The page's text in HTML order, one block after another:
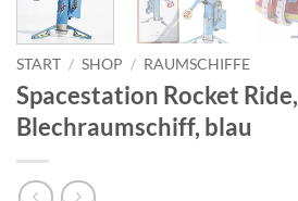
START / SHOP / RAUMSCHIFFE
Spacestation Rocket Ride,
Blechraumschiff, blau